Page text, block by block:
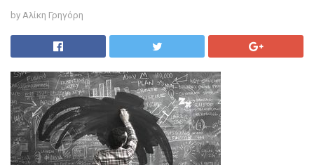
by Αλίκη Γρηγόρη